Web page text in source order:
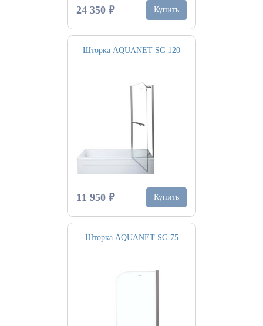
24 350 ₽ Купить
Шторка AQUANET SG 120
11 950 ₽ Купить
Шторка AQUANET SG 75